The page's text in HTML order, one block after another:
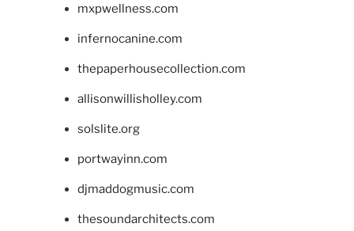
mxpwellness.com
infernocanine.com
thepaperhousecollection.com
allisonwillisholley.com
solslite.org
portwayinn.com
djmaddogmusic.com
thesoundarchitects.com